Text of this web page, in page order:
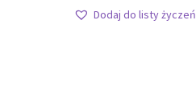
Dodaj do listy życzeń